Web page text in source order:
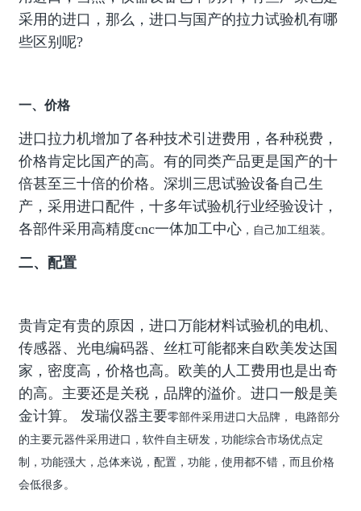
采用的进口，那么，进口与国产的拉力试验机有哪
些区别呢?
一、价格
进口拉力机增加了各种技术引进费用，各种税费，
价格肯定比国产的高。有的同类产品更是国产的十
倍甚至三十倍的价格。深圳三思试验设备自己生
产，采用进口配件，十多年试验机行业经验设计，
各部件采用高精度cnc一体加工中心 ，自己加工组装。
二、配置
贵肯定有贵的原因，进口万能材料试验机的电机、
传感器、光电编码器、丝杠可能都来自欧美发达国
家，密度高，价格也高。欧美的人工费用也是出奇
的高。主要还是关税，品牌的溢价。进口一般是美
金计算。 发瑞仪器主要零部件采用进口大品牌， 电路部分
的主要元器件采用进口，软件自主研发，功能综合市场优点定
制，功能强大，总体来说，配置，功能，使用都不错，而且价格
会低很多。